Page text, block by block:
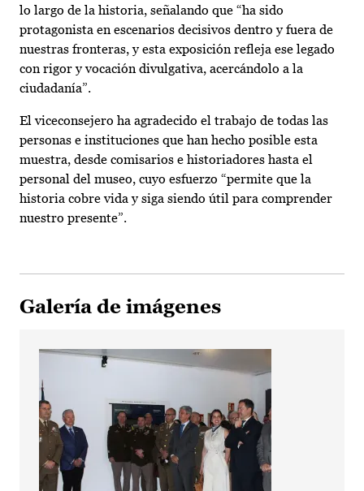
lo largo de la historia, señalando que “ha sido
protagonista en escenarios decisivos dentro y fuera de
nuestras fronteras, y esta exposición refleja ese legado
con rigor y vocación divulgativa, acercándolo a la
ciudadanía”.
El viceconsejero ha agradecido el trabajo de todas las
personas e instituciones que han hecho posible esta
muestra, desde comisarios e historiadores hasta el
personal del museo, cuyo esfuerzo “permite que la
historia cobre vida y siga siendo útil para comprender
nuestro presente”.
Galería de imágenes